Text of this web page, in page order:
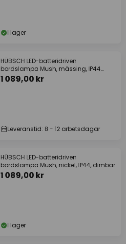
I lager
HÜBSCH LED-batteridriven
bordslampa Mush, mässing, IP44
dimbar
1 089,00 kr
Leveranstid: 8 - 12 arbetsdagar
HÜBSCH LED-batteridriven
bordslampa Mush, nickel, IP44, dimbar
1 089,00 kr
I lager